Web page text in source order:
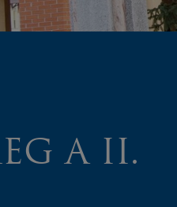
A II.